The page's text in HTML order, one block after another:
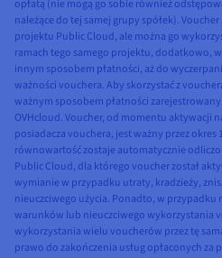
opłatą (nie mogą go sobie również
należące do tej samej grupy spółek).
projektu Public Cloud, ale można go
ramach tego samego projektu, dodatkowo,
innym sposobem płatności, aż do
ważności vouchera. Aby skorzystać z
ważnym sposobem płatności
OVHcloud. Voucher, od momentu aktywacji
posiadacza vouchera, jest ważny przez okres
równowartość zostaje automatycznie
Public Cloud, dla którego voucher został
wymianie w przypadku utraty, kradzieży,
nieuczciwego użycia. Ponadto, w przypadku
warunków lub nieuczciwego wykorzystania
wykorzystania wielu voucherów przez tę
prawo do zakończenia usług opłaconych